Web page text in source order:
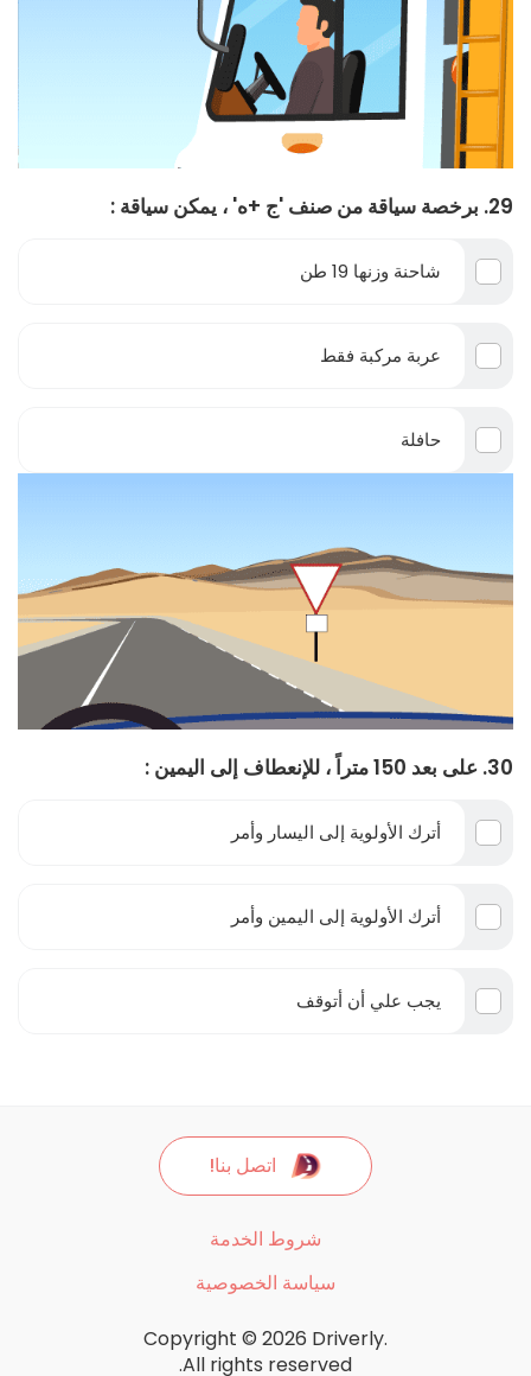
29. برخصة سياقة من صنف 'ج +ه' ، يمكن سياقة :
شاحنة وزنها 19 طن
عربة مركبة فقط
حافلة
30. على بعد 150 متراً ، للإنعطاف إلى اليمين :
أترك الأولوية إلى اليسار وأمر
أترك الأولوية إلى اليمين وأمر
يجب علي أن أتوقف
اتصل بنا!
شروط الخدمة
سياسة الخصوصية
Copyright © 2026 Driverly.
All rights reserved.